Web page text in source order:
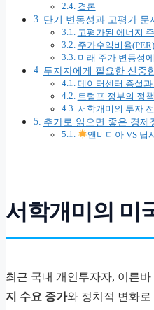
결론
단기 변동성과 고평가 문
고평가된 에너지
주가수익비율
미래 주가 변동성
투자자에게 필요한 신중
데이터센터 증설
트럼프 정부의 정
서학개미의 투자
추가로 읽으면 좋은 경제
앤비디아 VS 딥
서학개미의 미
최근 국내 개인투자자, 이른바
지 수요 증가와 정치적 변화